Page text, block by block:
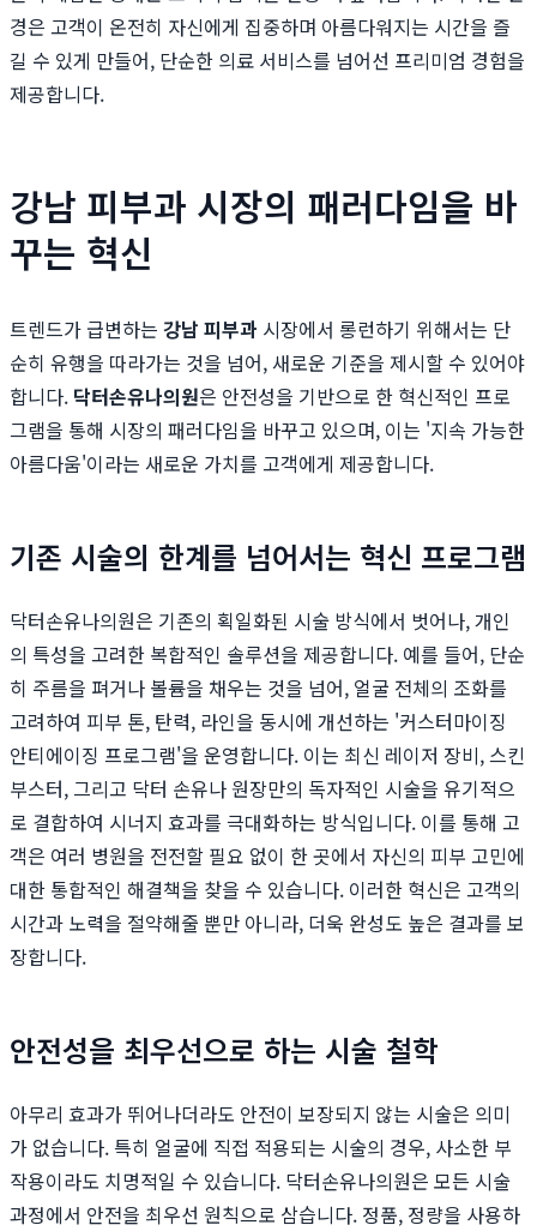
경은 고객이 온전히 자신에게 집중하며 아름다워지는 시간을 즐
길 수 있게 만들어, 단순한 의료 서비스를 넘어선 프리미엄 경험을
제공합니다.
강남 피부과 시장의 패러다임을 바
꾸는 혁신
트렌드가 급변하는 강남 피부과 시장에서 롱런하기 위해서는 단
순히 유행을 따라가는 것을 넘어, 새로운 기준을 제시할 수 있어야
합니다. 닥터손유나의원은 안전성을 기반으로 한 혁신적인 프로
그램을 통해 시장의 패러다임을 바꾸고 있으며, 이는 '지속 가능한
아름다움'이라는 새로운 가치를 고객에게 제공합니다.
기존 시술의 한계를 넘어서는 혁신 프로그램
닥터손유나의원은 기존의 획일화된 시술 방식에서 벗어나, 개인
의 특성을 고려한 복합적인 솔루션을 제공합니다. 예를 들어, 단순
히 주름을 펴거나 볼륨을 채우는 것을 넘어, 얼굴 전체의 조화를
고려하여 피부 톤, 탄력, 라인을 동시에 개선하는 '커스터마이징
안티에이징 프로그램'을 운영합니다. 이는 최신 레이저 장비, 스킨
부스터, 그리고 닥터 손유나 원장만의 독자적인 시술을 유기적으
로 결합하여 시너지 효과를 극대화하는 방식입니다. 이를 통해 고
객은 여러 병원을 전전할 필요 없이 한 곳에서 자신의 피부 고민에
대한 통합적인 해결책을 찾을 수 있습니다. 이러한 혁신은 고객의
시간과 노력을 절약해줄 뿐만 아니라, 더욱 완성도 높은 결과를 보
장합니다.
안전성을 최우선으로 하는 시술 철학
아무리 효과가 뛰어나더라도 안전이 보장되지 않는 시술은 의미
가 없습니다. 특히 얼굴에 직접 적용되는 시술의 경우, 사소한 부
작용이라도 치명적일 수 있습니다. 닥터손유나의원은 모든 시술
과정에서 안전을 최우선 원칙으로 삼습니다. 정품, 정량을 사용하